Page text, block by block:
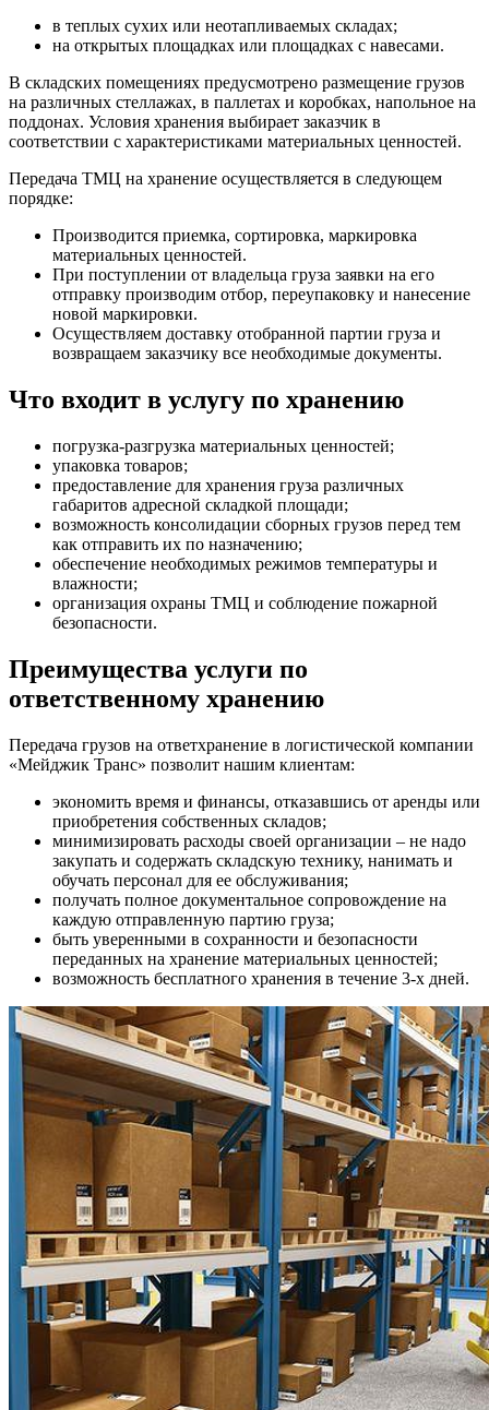
в теплых сухих или неотапливаемых складах;
на открытых площадках или площадках с навесами.
В складских помещениях предусмотрено размещение грузов
на различных стеллажах, в паллетах и коробках, напольное на
поддонах. Условия хранения выбирает заказчик в
соответствии с характеристиками материальных ценностей.
Передача ТМЦ на хранение осуществляется в следующем
порядке:
Производится приемка, сортировка, маркировка
материальных ценностей.
При поступлении от владельца груза заявки на его
отправку производим отбор, переупаковку и нанесение
новой маркировки.
Осуществляем доставку отобранной партии груза и
возвращаем заказчику все необходимые документы.
Что входит в услугу по хранению
погрузка-разгрузка материальных ценностей;
упаковка товаров;
предоставление для хранения груза различных
габаритов адресной складкой площади;
возможность консолидации сборных грузов перед тем
как отправить их по назначению;
обеспечение необходимых режимов температуры и
влажности;
организация охраны ТМЦ и соблюдение пожарной
безопасности.
Преимущества услуги по
ответственному хранению
Передача грузов на ответхранение в логистической компании
«Мейджик Транс» позволит нашим клиентам:
экономить время и финансы, отказавшись от аренды или
приобретения собственных складов;
минимизировать расходы своей организации – не надо
закупать и содержать складскую технику, нанимать и
обучать персонал для ее обслуживания;
получать полное документальное сопровождение на
каждую отправленную партию груза;
быть уверенными в сохранности и безопасности
переданных на хранение материальных ценностей;
возможность бесплатного хранения в течение 3-х дней.